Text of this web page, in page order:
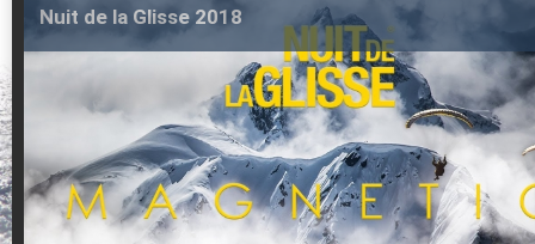
Aujourd'hui : T° Min : °C T° Max :°C
Suivez en direct l'actualité des stations
Nuit de la Glisse 2018